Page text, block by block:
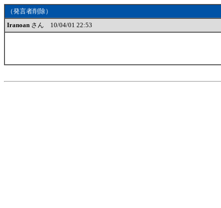
（発言者削除）
Iranoan さん 10/04/01 22:53